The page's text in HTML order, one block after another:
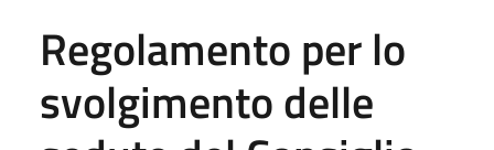
Regolamento per lo
svolgimento delle